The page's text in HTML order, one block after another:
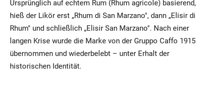
Ursprünglich auf echtem Rum (Rhum agricole) basierend,
hieß der Likör erst „Rhum di San Marzano", dann „Elisir di
Rhum" und schließlich „Elisir San Marzano". Nach einer
langen Krise wurde die Marke von der Gruppo Caffo 1915
übernommen und wiederbelebt – unter Erhalt der
historischen Identität.